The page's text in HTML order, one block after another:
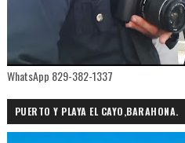
WhatsApp 829-382-1337
PUERTO Y PLAYA EL CAYO,BARAHONA.